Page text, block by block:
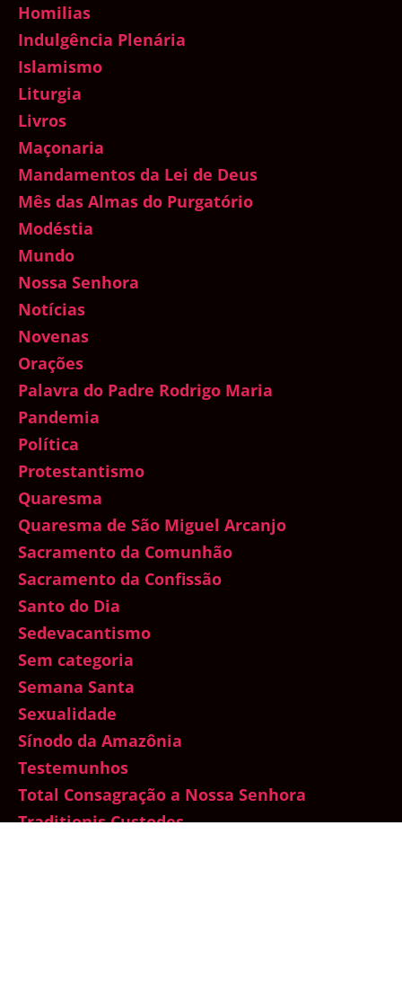
Homilias
Indulgência Plenária
Islamismo
Liturgia
Livros
Maçonaria
Mandamentos da Lei de Deus
Mês das Almas do Purgatório
Modéstia
Mundo
Nossa Senhora
Notícias
Novenas
Orações
Palavra do Padre Rodrigo Maria
Pandemia
Política
Protestantismo
Quaresma
Quaresma de São Miguel Arcanjo
Sacramento da Comunhão
Sacramento da Confissão
Santo do Dia
Sedevacantismo
Sem categoria
Semana Santa
Sexualidade
Sínodo da Amazônia
Testemunhos
Total Consagração a Nossa Senhora
Traditionis Custodes